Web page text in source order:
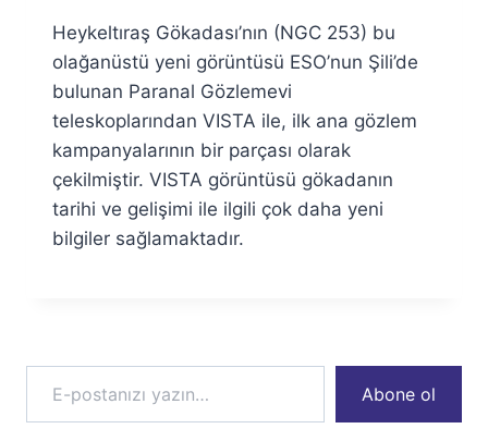
Fuat
Özyar
Heykeltıraş Gökadası’nın (NGC 253) bu
olağanüstü yeni görüntüsü ESO’nun Şili’de
bulunan Paranal Gözlemevi
teleskoplarından VISTA ile, ilk ana gözlem
kampanyalarının bir parçası olarak
çekilmiştir. VISTA görüntüsü gökadanın
tarihi ve gelişimi ile ilgili çok daha yeni
bilgiler sağlamaktadır.
E-postanızı yazın…
Abone ol